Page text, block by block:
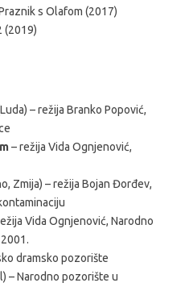
s Olafom (2017)
(2019)
– režija Branko Popović,
– režija Vida Ognjenović,
Zmija) – režija Bojan Đorđev,
Vida Ognjenović, Narodno
dramsko pozorište
– Narodno pozorište u